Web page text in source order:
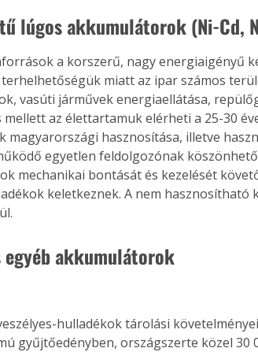
az
Old
új,
vagy
is
Bárhol,
Együtt jobban megéri!
Bővebb információ itt!
Együtt jobban megéri! A
könyvek tetszőleges
párosítással kedvezményes
áron, 0 Ft postaköltséggel
lúgos akkumulátorok (Ni-Cd,
a korszerű, nagy energiaigényű
miatt az ipar számos
vasúti járművek energiaellátása,
az élettartamuk elérheti a 25-30
magyarországi hasznosítása, illetve
egyetlen feldolgozónak
mechanikai bontását és kezelését
keletkeznek. A nem hasznosítható
egyéb akkumulátorok
hulladékok tárolási
gyűjtőedényben, országszerte közel 30